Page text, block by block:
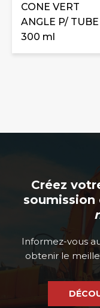
CONE VERT
ANGLE P/ TUBE
300 ml
Créez
soumission
Informez-vous
obtenir le